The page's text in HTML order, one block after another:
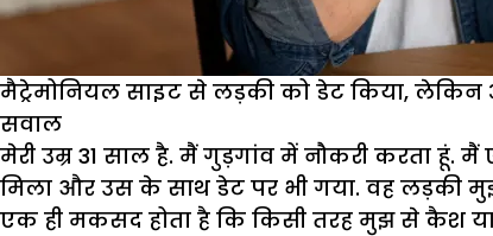
मैट्रेमोनियल साइट से लड़की को डेट किया,
सवाल
मेरी उम्र 31 साल है. मैं गुड़गांव में नौकरी करता हूं.
मिला और उस के साथ डेट पर भी गया. वह लड़की
एक ही मकसद होता है कि किसी तरह मुझ से कैश